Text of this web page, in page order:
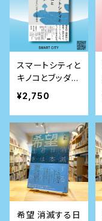
スマートシティと
キノコとブッダ
人間中心「では
ない」デザインの
思考法
¥2,750
希望 消滅する日